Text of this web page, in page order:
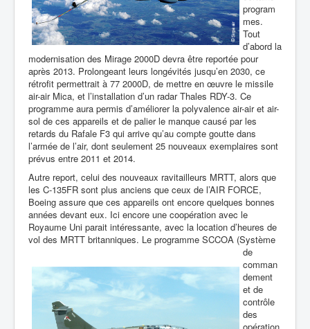
program
mes.
Tout
d’abord la
modernisation des Mirage 2000D devra être reportée pour
après 2013. Prolongeant leurs longévités jusqu’en 2030, ce
rétrofit permettrait à 77 2000D, de mettre en œuvre le missile
air-air Mica, et l’installation d’un radar Thales RDY-3. Ce
programme aura permis d’améliorer la polyvalence air-air et air-
sol de ces appareils et de palier le manque causé par les
retards du Rafale F3 qui arrive qu’au compte goutte dans
l’armée de l’air, dont seulement 25 nouveaux exemplaires sont
prévus entre 2011 et 2014.
Autre report, celui des nouveaux ravitailleurs MRTT, alors que
les C-135FR sont plus anciens que ceux de l’AIR FORCE,
Boeing assure que ces appareils ont encore quelques bonnes
années devant eux. Ici encore une coopération avec le
Royaume Uni parait intéressante, avec la location d’heures de
vol des MRTT britanniques. Le programme SCCOA (Système
de
comman
dement
et de
contrôle
des